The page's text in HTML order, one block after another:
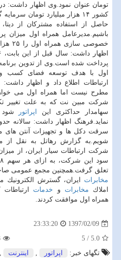
تومان عنوان نمود.وی اظهار داشت:
كشور ۱۴ هزار میلیارد تومان
باشیم.مدیرعامل همراه اول
اول با هدف توسعه فضای كسب و
ارتباطات اطلاع داد و اظهار داشت:
مطرح نیست اما همراه اول می
شركت مبین نت كه به علت تغییر
سهامدار حداكثری این اپراتور
سرقت دكل ها و تجهیزات آنتن های
شویم.به گزارش رهاتل به نقل از
تعلق گرفت.همچنین مجمع عمومی
مخابرات ایران، گسترش الكترونیك
املاك مخابرات و خدمات
همراه اول موافقت كردند.
1397/02/09
23:33:20
5.0
/
5
تگهای خبر:
اپراتور , اینترنت ,